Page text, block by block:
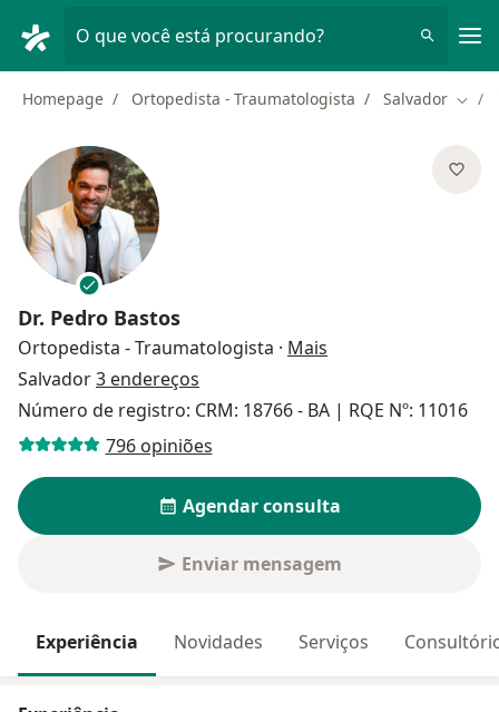
O que você está procurando?
Homepage Ortopedista - Traumatologista Salvador
Dr. Pedro Bastos
Ortopedista - Traumatologista · Mais
Salvador3 endereços
Número de registro: CRM: 18766 - BA | RQE Nº: 11016
796 opiniões
Agendar consulta
Enviar mensagem
Experiência Novidades Serviços